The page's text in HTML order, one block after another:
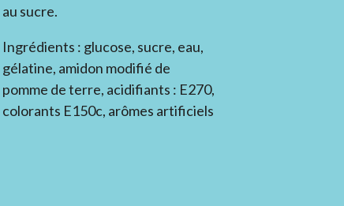
au sucre.
Ingrédients : glucose, sucre, eau,
gélatine, amidon modifié de
pomme de terre, acidifiants : E270,
colorants E150c, arômes artificiels